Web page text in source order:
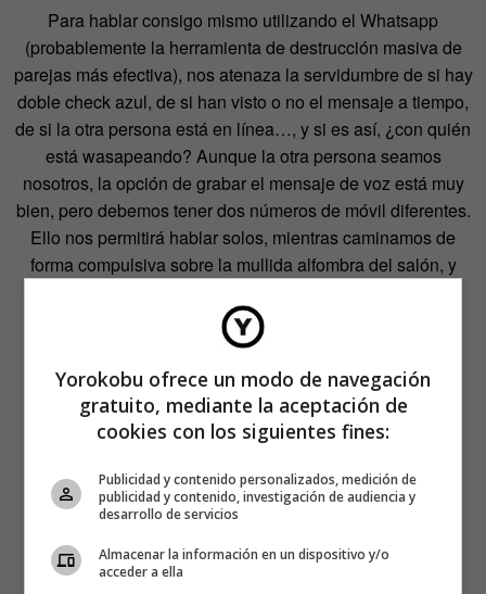
Para hablar consigo mismo utilizando el Whatsapp
(probablemente la herramienta de destrucción masiva de
parejas más efectiva), nos atenaza la servidumbre de si hay
doble check azul, de si han visto o no el mensaje a tiempo,
de si la otra persona está en línea…, y si es así, ¿con quién
está wasapeando? Aunque la otra persona seamos
nosotros, la opción de grabar el mensaje de voz está muy
bien, pero debemos tener dos números de móvil diferentes.
Ello nos permitirá hablar solos, mientras caminamos de
forma compulsiva sobre la mullida alfombra del salón, y
alternativamente.
Yorokobu ofrece un modo de navegación
gratuito, mediante la aceptación de
cookies con los siguientes fines:
Publicidad y contenido personalizados, medición de
publicidad y contenido, investigación de audiencia y
desarrollo de servicios
Almacenar la información en un dispositivo y/o
acceder a ella